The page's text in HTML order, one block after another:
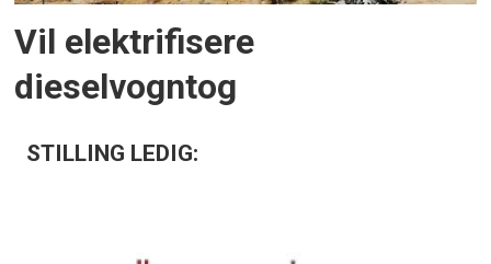
Vil elektrifisere
dieselvogntog
STILLING LEDIG: